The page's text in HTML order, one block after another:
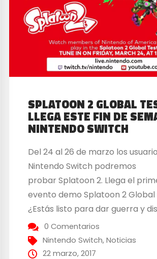
SPLATOON 2 GLOBAL
LLEGA ESTE FIN DE
NINTENDO SWITCH
Del 24 al 26 de marzo los
Nintendo Switch podremos
probar Splatoon 2. Llega el
evento demo Splatoon 2 Global
¿Estás listo para dar guerra y
mucha tinta? Splatoon 2 Global
llega este fin de semana
de semana podremos disfrutar
0 Comentarios
Nintendo Switch,Noticias
22 marzo, 2017